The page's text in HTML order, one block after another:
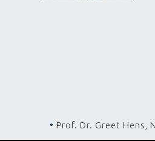
Prof. Dr. Greet Hens,